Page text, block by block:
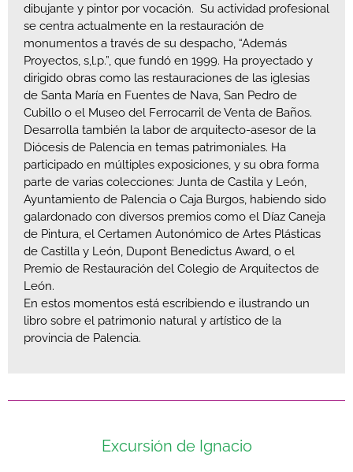
dibujante y pintor por vocación. Su actividad profesional
se centra actualmente en la restauración de
monumentos a través de su despacho, “Además
Proyectos, s,l.p.”, que fundó en 1999. Ha proyectado y
dirigido obras como las restauraciones de las iglesias
de Santa María en Fuentes de Nava, San Pedro de
Cubillo o el Museo del Ferrocarril de Venta de Baños.
Desarrolla también la labor de arquitecto-asesor de la
Diócesis de Palencia en temas patrimoniales. Ha
participado en múltiples exposiciones, y su obra forma
parte de varias colecciones: Junta de Castila y León,
Ayuntamiento de Palencia o Caja Burgos, habiendo sido
galardonado con diversos premios como el Díaz Caneja
de Pintura, el Certamen Autonómico de Artes Plásticas
de Castilla y León, Dupont Benedictus Award, o el
Premio de Restauración del Colegio de Arquitectos de
León.
En estos momentos está escribiendo e ilustrando un
libro sobre el patrimonio natural y artístico de la
provincia de Palencia.
Excursión de Ignacio